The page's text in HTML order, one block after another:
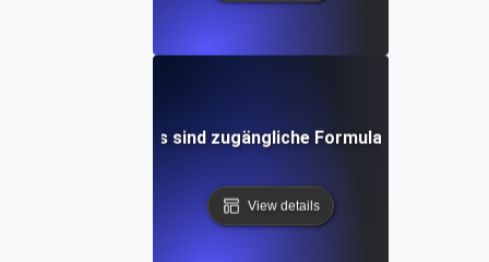
Was sind zugängliche Formulare?
View details